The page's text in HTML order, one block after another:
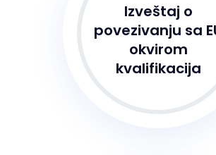
Izveštaj o
povezivanju sa
okvirom
kvalifikacija